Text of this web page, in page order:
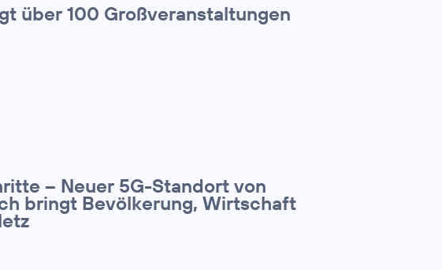
über 100 Großveranstaltungen
– Neuer 5G-Standort von
bringt Bevölkerung, Wirtschaft